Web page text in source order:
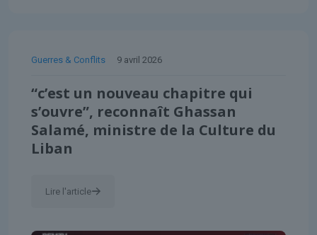
Guerres & Conflits 9 avril 2026
“c’est un nouveau chapitre qui
s’ouvre”, reconnaît Ghassan
Salamé, ministre de la Culture du
Liban
Lire l'article